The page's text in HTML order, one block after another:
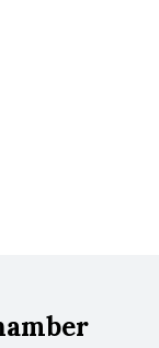
Email